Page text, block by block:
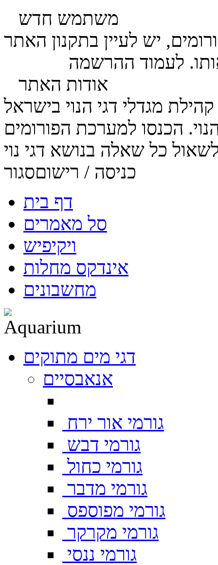
משתמש חדש
יש לעיין בתקנון האתר
לעמוד ההרשמה
אודות האתר
הכנסו למערכת הפורומים
כניסה / רישוםסגור
דף בית
סל מאמרים
ויקיפיש
אינדקס מחלות
מחשבונים
דגי מים מתוקים
אנאבסיים
גורמי אור ירח
גורמי דבש
גורמי כחול
גורמי מדבר
גורמי מפוספס
גורמי מקרקר
גורמי ננסי